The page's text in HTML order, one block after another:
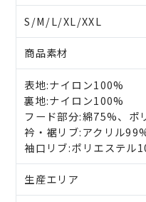
S/M/L/XL/XXL
商品素材
表地:ナイロン100%
裏地:ナイロン100%
フード部分:綿75%、ポ
衿・裾リブ:アクリル
袖口リブ:ポリエステル
生産エリア